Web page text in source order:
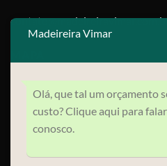
Madeireira Vimar
Olá, que tal um orçamento
custo? Clique aqui para falar
conosco.